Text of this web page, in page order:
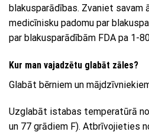
blakusparādības. Zvaniet savam
medicīnisku padomu par
par blakusparādībām FDA pa 1-
Kur man vajadzētu glabāt zāles?
Glabāt bērniem un
Uzglabāt istabas temperatūrā
un 77 grādiem F). Atbrīvojieties